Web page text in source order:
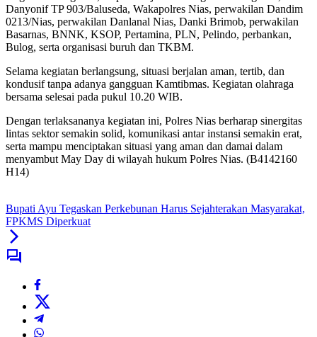
Danyonif TP 903/Baluseda, Wakapolres Nias, perwakilan Dandim
0213/Nias, perwakilan Danlanal Nias, Danki Brimob, perwakilan
Basarnas, BNNK, KSOP, Pertamina, PLN, Pelindo, perbankan,
Bulog, serta organisasi buruh dan TKBM.
Selama kegiatan berlangsung, situasi berjalan aman, tertib, dan
kondusif tanpa adanya gangguan Kamtibmas. Kegiatan olahraga
bersama selesai pada pukul 10.20 WIB.
Dengan terlaksananya kegiatan ini, Polres Nias berharap sinergitas
lintas sektor semakin solid, komunikasi antar instansi semakin erat,
serta mampu menciptakan situasi yang aman dan damai dalam
menyambut May Day di wilayah hukum Polres Nias. (B4142160
H14)
Bupati Ayu Tegaskan Perkebunan Harus Sejahterakan Masyarakat,
FPKMS Diperkuat